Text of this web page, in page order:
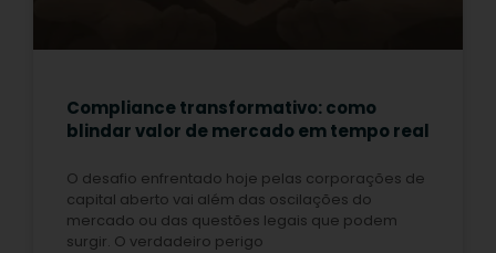
Compliance transformativo: como
blindar valor de mercado em tempo real
O desafio enfrentado hoje pelas corporações de
capital aberto vai além das oscilações do
mercado ou das questões legais que podem
surgir. O verdadeiro perigo